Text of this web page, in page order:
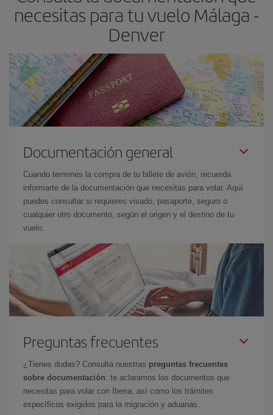
necesitas para tu vuelo Málaga -
Denver
Documentación general
Cuando termines la compra de tu billete de avión, recuerda
informarte de la documentación que necesitas para volar. Aquí
puedes consultar si requieres visado, pasaporte, seguro o
cualquier otro documento, según el origen y el destino de tu
vuelo.
Preguntas frecuentes
¿Tienes dudas? Consulta nuestras preguntas frecuentes
sobre documentación: te aclaramos los documentos que
necesitas para volar con Iberia, así como los trámites
específicos exigidos para la migración y aduanas.